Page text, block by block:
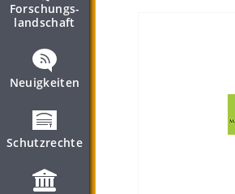
Forschungs­
landschaft
Neuigkeiten
Schutzrechte